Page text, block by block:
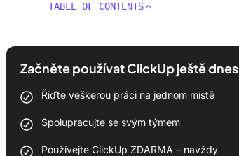
TABLE OF CONTENTS
Začněte používat ClickUp ještě dnes
Řiďte veškerou práci na jednom místě
Spolupracujte se svým týmem
Používejte ClickUp ZDARMA – navždy